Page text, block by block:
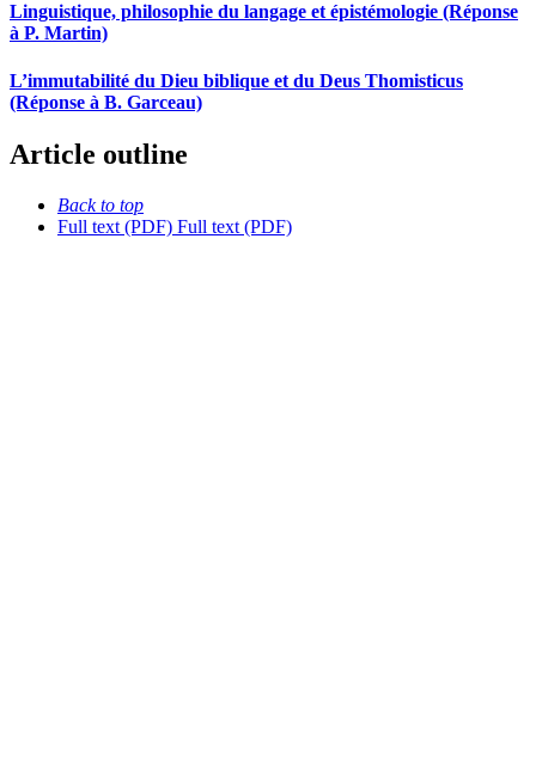
Linguistique, philosophie du langage et épistémologie (Réponse
à P. Martin)
L’immutabilité du Dieu biblique et du Deus Thomisticus
(Réponse à B. Garceau)
Article outline
Back to top
Full text (PDF) Full text (PDF)